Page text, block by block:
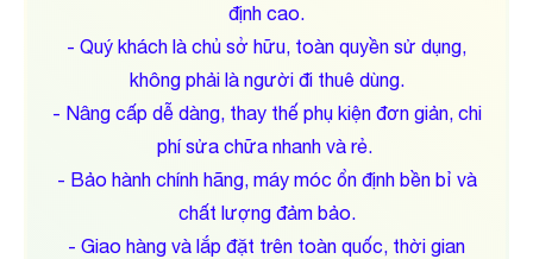
định cao.
- Quý khách là chủ sở hữu, toàn quyền sử dụng,
không phải là người đi thuê dùng.
- Nâng cấp dễ dàng, thay thế phụ kiện đơn giản, chi
phí sửa chữa nhanh và rẻ.
- Bảo hành chính hãng, máy móc ổn định bền bỉ và
chất lượng đảm bảo.
- Giao hàng và lắp đặt trên toàn quốc, thời gian